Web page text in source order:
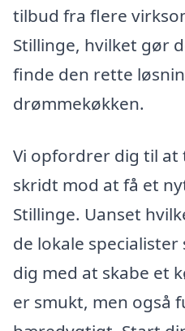
tilbud fra flere
Stillinge, hvilket gør
finde den rette
drømmekøkken.
Vi opfordrer dig til at
skridt mod at få et
Stillinge. Uanset
de lokale
dig med at skabe et
er smukt, men også